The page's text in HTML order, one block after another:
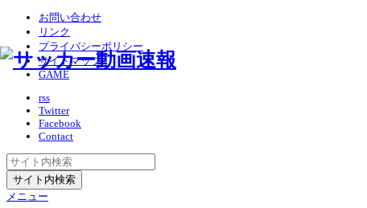
お問い合わせ
リンク
プライバシーポリシー
サイトマップ
GAME
rss
Twitter
Facebook
Contact
メニュー